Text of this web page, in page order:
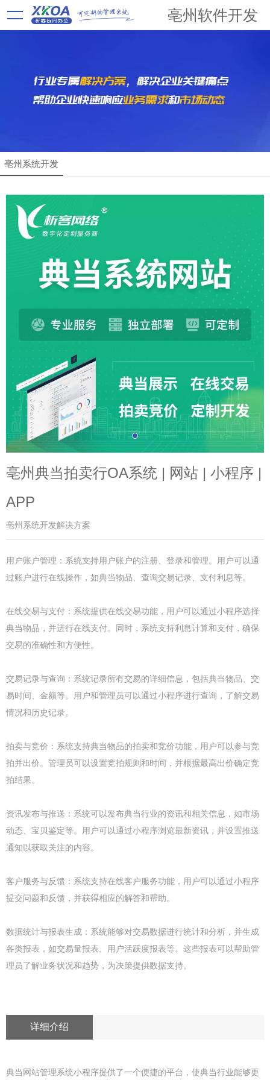
亳州软件开发
亳州系统开发
亳州典当拍卖行OA系统 | 网站 | 小程序 |
APP
亳州系统开发解决方案
用户账户管理：系统支持用户账户的注册、登录和管理。用户可以通
过账户进行在线操作，如典当物品、查询交易记录、支付利息等。
在线交易与支付：系统提供在线交易功能，用户可以通过小程序选择
典当物品，并进行在线支付。同时，系统支持利息计算和支付，确保
交易的准确性和方便性。
交易记录与查询：系统记录所有交易的详细信息，包括典当物品、交
易时间、金额等。用户和管理员可以通过小程序进行查询，了解交易
情况和历史记录。
拍卖与竞价：系统支持典当物品的拍卖和竞价功能，用户可以参与竞
拍并出价。管理员可以设置竞拍规则和时间，并根据最高出价确定竞
拍结果。
资讯发布与推送：系统可以发布典当行业的资讯和相关信息，如市场
动态、宝贝鉴定等。用户可以通过小程序浏览最新资讯，并设置推送
通知以获取关注的内容。
客户服务与反馈：系统支持在线客户服务功能，用户可以通过小程序
提交问题和反馈，并获得相应的解答和帮助。
数据统计与报表生成：系统能够对交易数据进行统计和分析，并生成
各类报表，如交易量报表、用户活跃度报表等。这些报表可以帮助管
理员了解业务状况和趋势，为决策提供数据支持。
详细介绍
典当网站管理系统小程序提供了一个便捷的平台，使典当行业能够更